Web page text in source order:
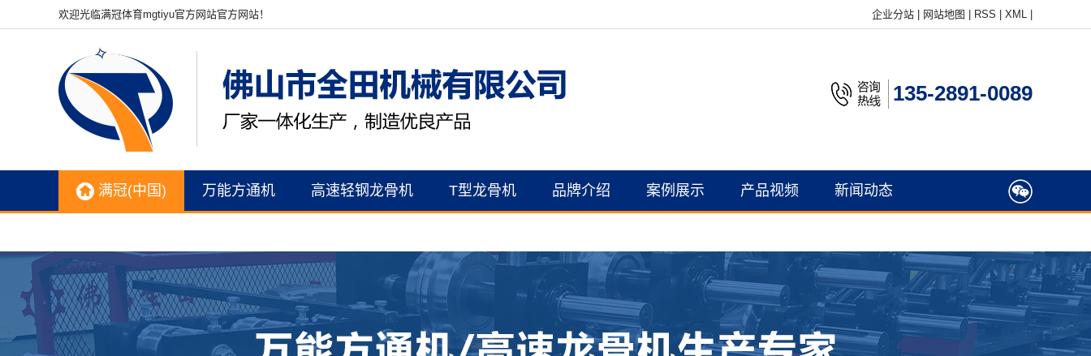
欢迎光临满冠体育mgtiyu官方网站官方网站！ 企业分站 网站地图 RSS XML
135-2891-0089
满冠(中国) 万能方通机 高速轻钢龙骨机 T型龙骨机 品牌介绍
资质证书
联系我们
案例展示 产品视频 新闻动态
行业新闻
常见问题